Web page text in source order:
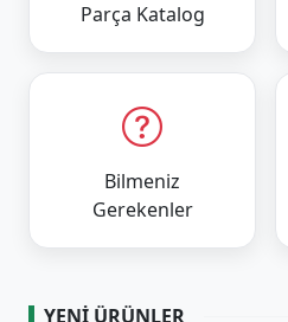
Parça Katalog
Bilmeniz
Gerekenler
YENI ÜRÜNLER